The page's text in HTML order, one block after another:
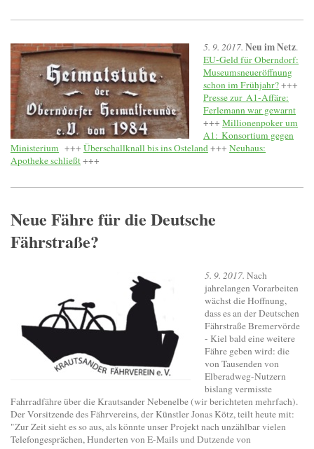
5. 9. 2017. Neu im Netz.
EU-Geld für Oberndorf:
Museumsneueröffnung
schon im Frühjahr?+++
Presse zur A1-Affäre:
Ferlemann war gewarnt
+++ Millionenpoker um
A1: Konsortium gegen
Ministerium +++ Überschallknall bis ins Osteland+++ Neuhaus:
Apotheke schließt+++
Neue Fähre für die Deutsche
Fährstraße?
5. 9. 2017. Nach
jahrelangen Vorarbeiten
wächst die Hoffnung,
dass es an der Deutschen
Fährstraße Bremervörde
- Kiel bald eine weitere
Fähre geben wird: die
von Tausenden von
Elberadweg-Nutzern
bislang vermisste
Fahrradfähre über die Krautsander Nebenelbe (wir berichteten mehrfach).
Der Vorsitzende des Fährvereins, der Künstler Jonas Kötz, teilt heute mit:
"Zur Zeit sieht es so aus, als könnte unser Projekt nach unzählbar vielen
Telefongesprächen, Hunderten von E-Mails und Dutzende von